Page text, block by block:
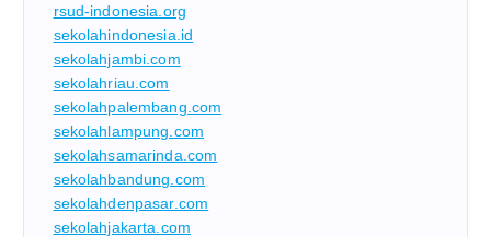
rsud-indonesia.org
sekolahindonesia.id
sekolahjambi.com
sekolahriau.com
sekolahpalembang.com
sekolahlampung.com
sekolahsamarinda.com
sekolahbandung.com
sekolahdenpasar.com
sekolahjakarta.com